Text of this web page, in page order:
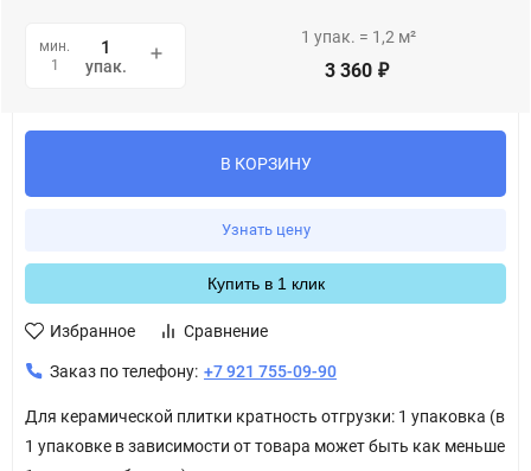
мин.
1
упак.
1 упак. = 1,2 м²
3 360 ₽
В КОРЗИНУ
Узнать цену
Купить в 1 клик
Избранное Сравнение
Заказ по телефону: +7 921 755-09-90
Для керамической плитки кратность отгрузки: 1 упаковка (в
1 упаковке в зависимости от товара может быть как меньше